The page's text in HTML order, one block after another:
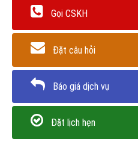
Gọi CSKH
Đặt câu hỏi
Báo giá dịch vụ
Đặt lịch hẹn